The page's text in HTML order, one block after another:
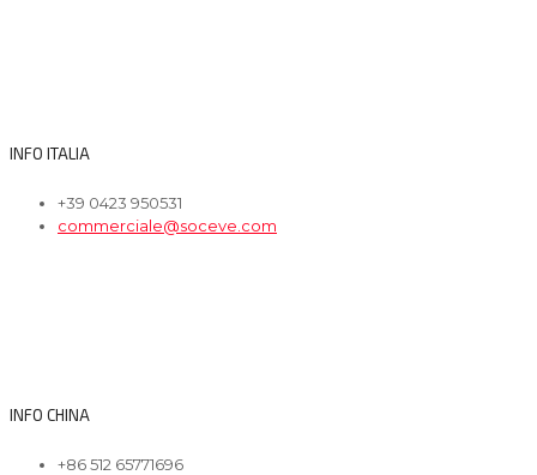
INFO ITALIA
+39 0423 950531
commerciale@soceve.com
INFO CHINA
+86 512 65771696